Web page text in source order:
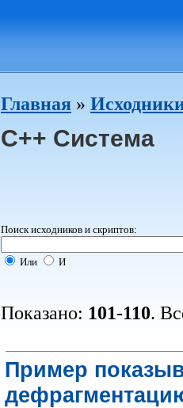
Главная »
C++ Система
Поиск исходников и скриптов:
Или И
Показано: 101-110.
Пример